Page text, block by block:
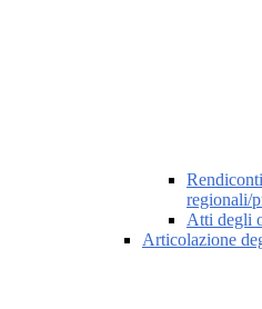
regionali/
Atti degli
Articolazione